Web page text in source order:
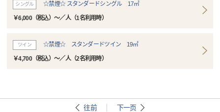
シングル ☆禁煙☆ スタンダードシングル 17㎡
￥6,000（税込）～／人（1名利用時）
ツイン ☆禁煙☆ スタンダードツイン 19㎡
￥4,700（税込）～／人（2名利用時）
往前 下一页